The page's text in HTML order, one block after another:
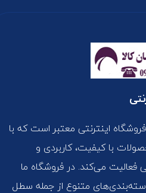
اینترنتی معتبر است که با
با کیفیت، کاربردی و
فعالیت می‌کند. در فروشگاه ما
دسته‌بندی‌های متنوع از جمله سطل